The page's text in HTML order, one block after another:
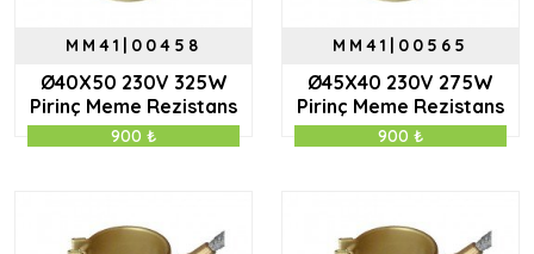
MM41|00458
Ø40X50 230V 325W
Pirinç Meme Rezistans
900 ₺
MM41|00565
Ø45X40 230V 275W
Pirinç Meme Rezistans
900 ₺